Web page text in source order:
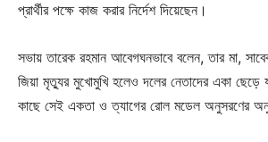
প্রার্থীর পক্ষে কাজ করার নির্দেশ দিয়েছেন।
সভায় তারেক রহমান আবেগঘনভাবে বলেন, তার মা, সাবেক
জিয়া মৃত্যুর মুখোমুখি হলেও দলের নেতাদের একা ছেড়ে
কাছে সেই একতা ও ত্যাগের রোল মডেল অনুসরণের